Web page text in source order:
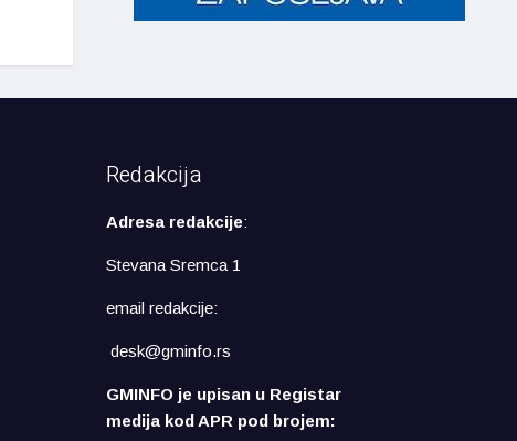
Redakcija
Adresa redakcije:
Stevana Sremca 1
email redakcije:
desk@gminfo.rs
GMINFO je upisan u Registar
medija kod APR pod brojem: